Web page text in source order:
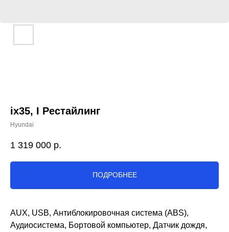
ix35, I Рестайлинг
Hyundai
1 319 000 р.
ПОДРОБНЕЕ
AUX, USB, Антиблокировочная система (ABS),
Аудиосистема, Бортовой компьютер, Датчик дождя,